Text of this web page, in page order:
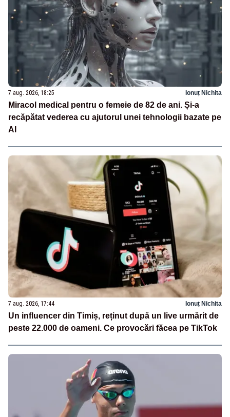
7 aug. 2026, 18:25 Ionuț Nichita
Miracol medical pentru o femeie de 82 de ani. Și-a
recăpătat vederea cu ajutorul unei tehnologii bazate pe
AI
7 aug. 2026, 17:44 Ionuț Nichita
Un influencer din Timiș, reținut după un live urmărit de
peste 22.000 de oameni. Ce provocări făcea pe TikTok